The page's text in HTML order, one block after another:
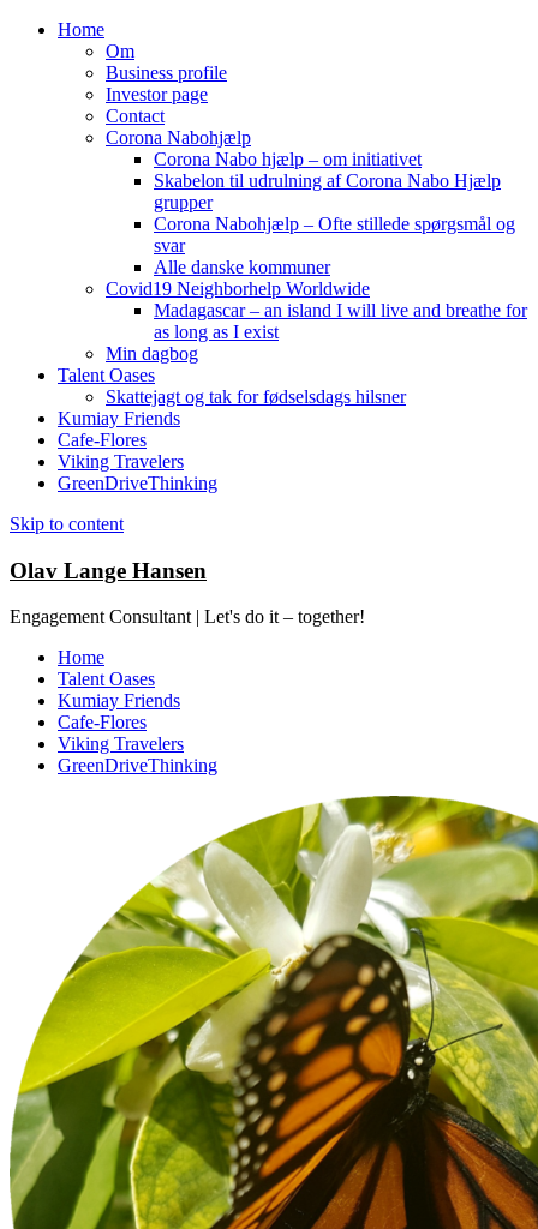
Home
Om
Business profile
Investor page
Contact
Corona Nabohjælp
Corona Nabo hjælp – om initiativet
Skabelon til udrulning af Corona Nabo Hjælp
grupper
Corona Nabohjælp – Ofte stillede spørgsmål og
svar
Alle danske kommuner
Covid19 Neighborhelp Worldwide
Madagascar – an island I will live and breathe for
as long as I exist
Min dagbog
Talent Oases
Skattejagt og tak for fødselsdags hilsner
Kumiay Friends
Cafe-Flores
Viking Travelers
GreenDriveThinking
Skip to content
Olav Lange Hansen
Engagement Consultant | Let's do it – together!
Home
Talent Oases
Kumiay Friends
Cafe-Flores
Viking Travelers
GreenDriveThinking